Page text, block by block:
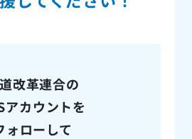
改革連合の
アカウントを
ォローして